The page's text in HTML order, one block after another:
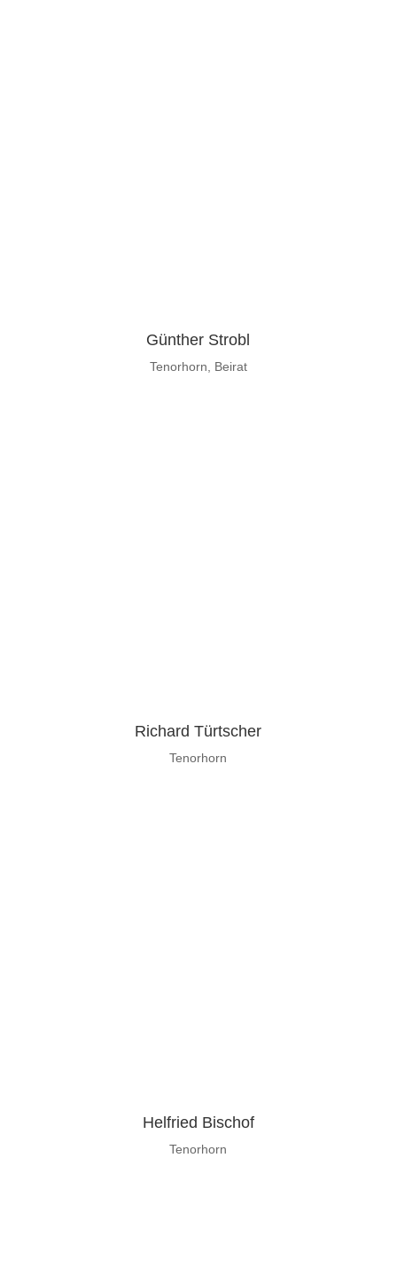
Günther Strobl
Tenorhorn, Beirat
Richard Türtscher
Tenorhorn
Helfried Bischof
Tenorhorn